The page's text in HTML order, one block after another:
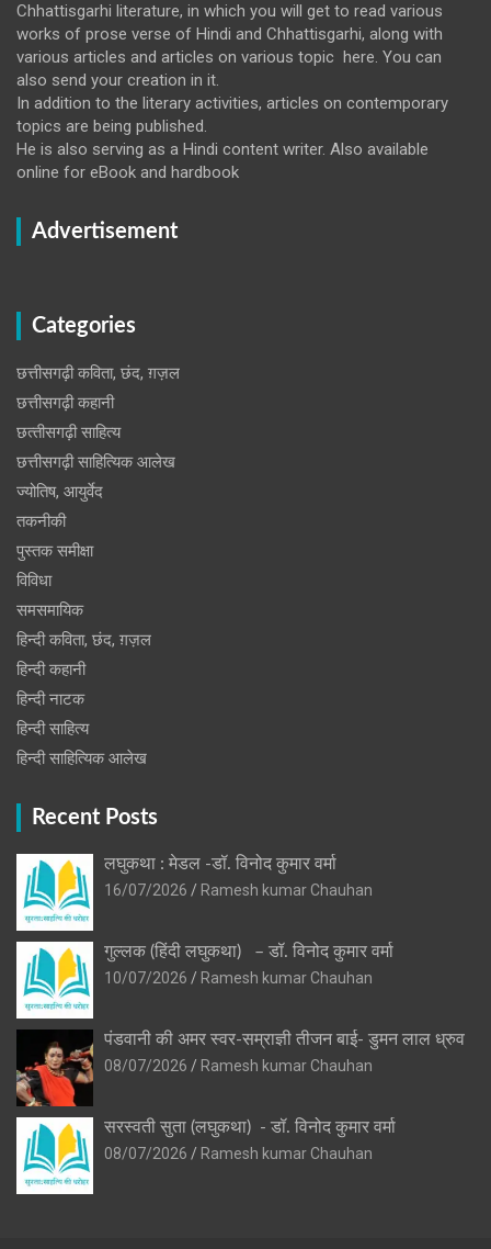
Chhattisgarhi literature, in which you will get to read various
works of prose verse of Hindi and Chhattisgarhi, along with
various articles and articles on various topic here. You can
also send your creation in it.
In addition to the literary activities, articles on contemporary
topics are being published.
He is also serving as a Hindi content writer. Also available
online for eBook and hardbook
Advertisement
Categories
छत्तीसगढ़ी कविता, छंद, ग़ज़ल
छत्तीसगढ़ी कहानी
छत्‍तीसगढ़ी साहित्‍य
छत्तीसगढ़ी साहित्यिक आलेख
ज्योतिष, आयुर्वेद
तकनीकी
पुस्‍तक समीक्षा
विविधा
समसमायिक
हिन्दी कविता, छंद, ग़ज़ल
हिन्दी कहानी
हिन्‍दी नाटक
हिन्दी साहित्य
हिन्दी साहित्यिक आलेख
Recent Posts
लघुकथा : मेडल -डॉ. विनोद कुमार वर्मा
16/07/2026
Ramesh kumar Chauhan
गुल्लक (हिंदी लघुकथा) – डॉ. विनोद कुमार वर्मा
10/07/2026
Ramesh kumar Chauhan
पंडवानी की अमर स्वर-सम्राज्ञी तीजन बाई- डुमन लाल ध्रुव
08/07/2026
Ramesh kumar Chauhan
सरस्वती सुता (लघुकथा) ​- डॉ. विनोद कुमार वर्मा
08/07/2026
Ramesh kumar Chauhan